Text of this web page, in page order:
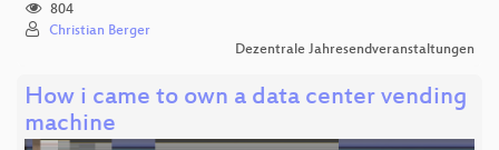
804
Christian Berger
Dezentrale Jahresendveranstaltungen
How i came to own a data center vending
machine